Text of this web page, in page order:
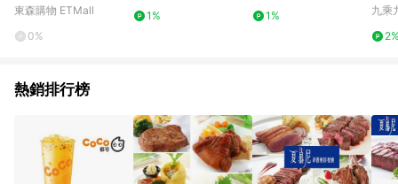
東森購物 ETMall
0%
1% 1%
九乘
熱銷排行榜